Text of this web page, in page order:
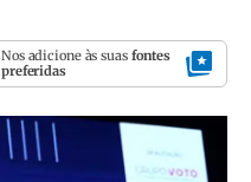
Nos adicione às suas fontes
preferidas